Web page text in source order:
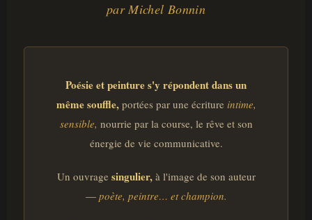
par Michel Bonnin
Poésie et peinture s'y répondent dans un
même souffle,portées par une écriture intime,
sensible, nourrie par la course, le rêve et son
énergie de vie communicative.
Un ouvrage singulier,à l'image de son auteur
— poète, peintre… et champion.